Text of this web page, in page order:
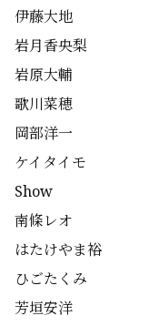
伊藤大地
岩月香央梨
岩原大輔
歌川菜穂
岡部洋一
ケイタイモ
Show
南條レオ
はたけやま裕
ひごたくみ
芳垣安洋